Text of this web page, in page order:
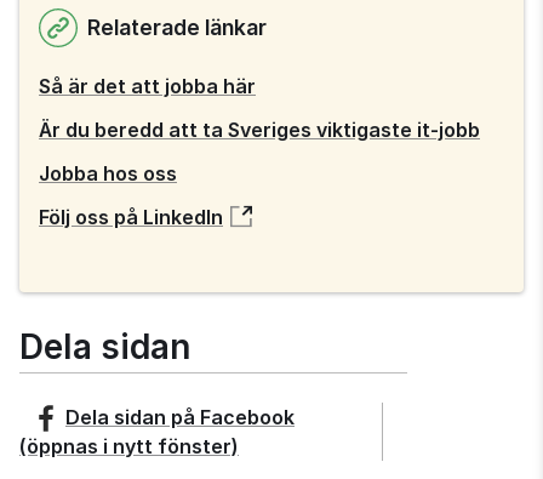
Relaterade länkar
Så är det att jobba här
Är du beredd att ta Sveriges viktigaste it-jobb
Jobba hos oss
Följ oss på LinkedIn
Dela sidan
Dela sidan på Facebook
(öppnas i nytt fönster)